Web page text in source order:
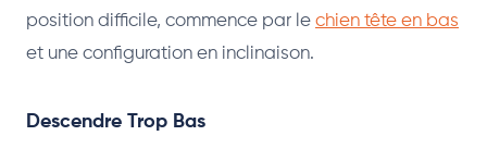
position difficile, commence par le chien tête en bas
et une configuration en inclinaison.
Descendre Trop Bas